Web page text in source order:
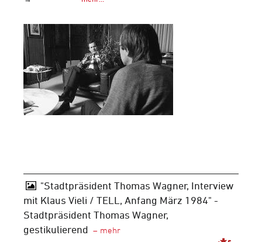
"Stadtpräsident Thomas Wagner, Interview
mit Klaus Vieli / TELL, Anfang März 1984" -
Stadtpräsident Thomas Wagner,
gestikulierend